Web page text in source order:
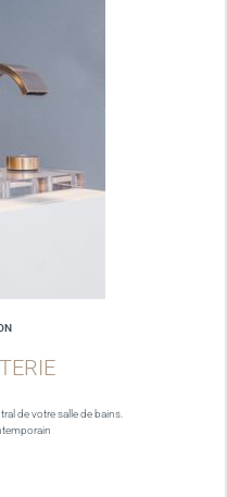
de votre salle de bains.